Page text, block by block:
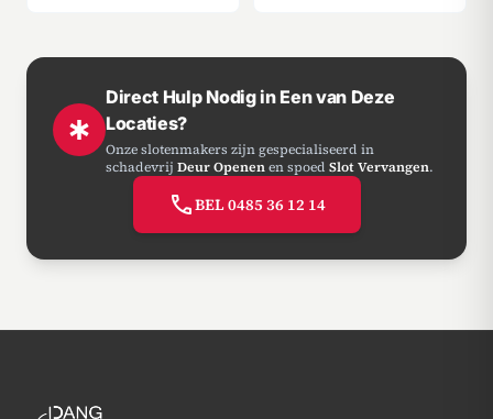
emergency
Direct Hulp Nodig in Een van Deze
Locaties?
Onze slotenmakers zijn gespecialiseerd in
schadevrij Deur Openenen spoed Slot Vervangen.
callBEL 0485 36 12 14